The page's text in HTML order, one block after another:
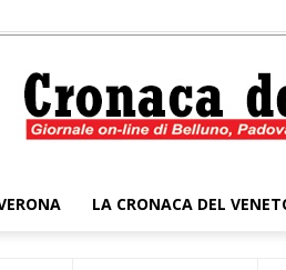
LA CRONACA DEL